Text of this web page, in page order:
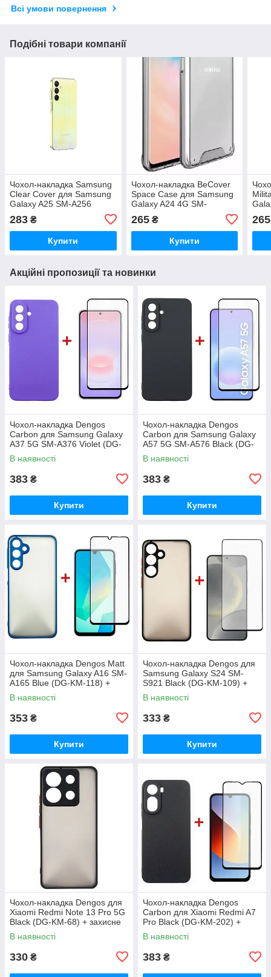
Всі умови повернення
Подібні товари компанії
Чохол-накладка Samsung
Clear Cover для Samsung
Galaxy A25 SM-A256
FPA256VAATW)
283 ₴
Купити
Чохол-накладка BeCover
Space Case для Samsung
Galaxy A24 4G SM-
Transparancy (708955)
265₴
Купити
265
Акційні пропозиції та новинки
Чохол-накладка Dengos
Carbon для Samsung Galaxy
A37 5G SM-A376 Violet (DG-
KM-201) + захисне скло
В наявності
383 ₴
Купити
Чохол-накладка Dengos
Carbon для Samsung Galaxy
A57 5G SM-A576 Black (DG-
KM-195) + захисне скло
В наявності
383 ₴
Купити
Чохол-накладка Dengos Matt
для Samsung Galaxy A16 SM-
A165 Blue (DG-KM-118) +
захисне скло
В наявності
353 ₴
Купити
Чохол-накладка Dengos для
Samsung Galaxy S24 SM-
S921 Black (DG-KM-109) +
захисне скло
В наявності
333 ₴
Купити
Чохол-накладка Dengos для
Xiaomi Redmi Note 13 Pro 5G
Black (DG-KM-68) + захисне
скло
В наявності
330 ₴
Чохол-накладка Dengos
Carbon для Xiaomi Redmi A7
Pro Black (DG-KM-202) +
захисне скло
В наявності
383 ₴